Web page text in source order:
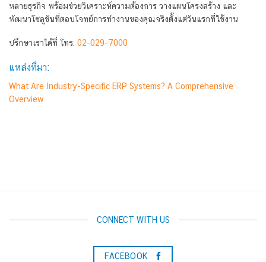
หลายธุรกิจ พร้อมช่วยวิเคราะห์ความต้องการ วางแผนโครงสร้าง และ
พัฒนาโซลูชันที่ตอบโจทย์การทำงานของคุณจริงตั้งแต่วันแรกที่ใช้งาน
ปรึกษาเราได้ที่ โทร. 02-029-7000
แหล่งที่มา:
What Are Industry-Specific ERP Systems? A Comprehensive
Overview
CONNECT WITH US
FACEBOOK